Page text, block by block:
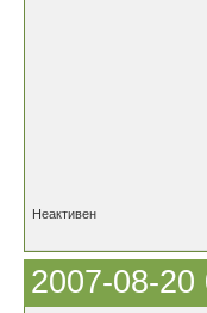
Неактивен
2007-08-20